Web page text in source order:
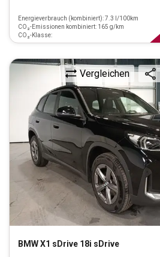
Energieverbrauch (kombiniert): 7.3 l/100km
CO₂-Emissionen kombiniert: 165 g/km
CO₂-Klasse:
BMWX1 sDrive 18i sDrive
Vergleichen